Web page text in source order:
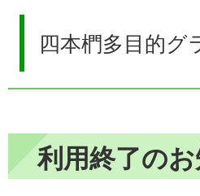
四本椚多目的グ
利用終了の